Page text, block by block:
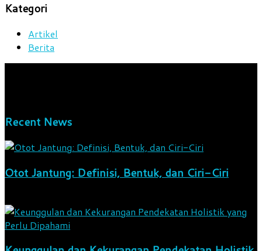
Kategori
Artikel
Berita
Recent News
Otot Jantung: Definisi, Bentuk, dan Ciri-Ciri